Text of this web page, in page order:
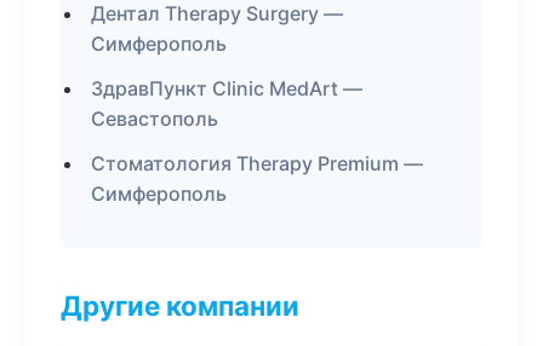
Дентал Therapy Surgery —
Симферополь
ЗдравПункт Clinic MedArt —
Севастополь
Стоматология Therapy Premium —
Симферополь
Другие компании